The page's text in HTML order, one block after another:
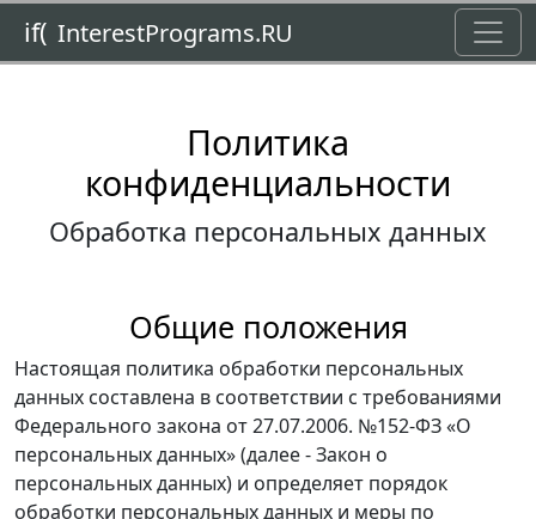
if( InterestPrograms.RU
Политика
конфиденциальности
Обработка персональных данных
Общие положения
Настоящая политика обработки персональных
данных составлена в соответствии с требованиями
Федерального закона от 27.07.2006. №152-ФЗ «О
персональных данных» (далее - Закон о
персональных данных) и определяет порядок
обработки персональных данных и меры по